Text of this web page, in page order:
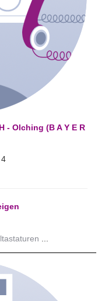
- Olching (B A Y E R